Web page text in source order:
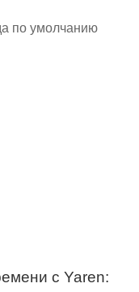
по умолчанию
с Yaren: